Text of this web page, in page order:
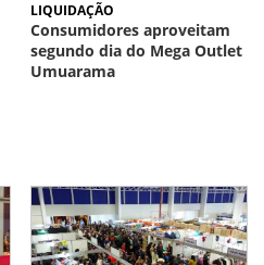
LIQUIDAÇÃO
Consumidores aproveitam
segundo dia do Mega Outlet
Umuarama